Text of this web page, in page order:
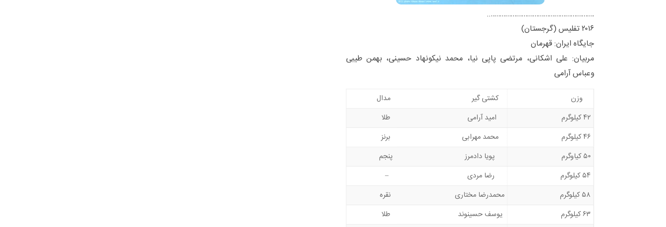
…………………………………………………..
۲۰۱۶ تفلیس (گرجستان)
جایگاه ایران: قهرمان
مربیان: علی اشکانی، مرتضی پاپی نیا، محمد نیکونهاد حسینی، بهمن طیبی
وعباس آرامی
وزن کشتی گیر
مدال
۴۲ کیلوگرم
امید آرامی
طلا
۴۶ کیلوگرم
محمد مهرابی
برنز
۵۰ کیاوگرم
پویا دادمرز
پنجم
۵۴ کیلوگرم
رضا مردی
–
۵۸ کیلوگرم
محمدرضا مختاری
نقره
۶۳ کیلوگرم
یوسف حسینوند
طلا